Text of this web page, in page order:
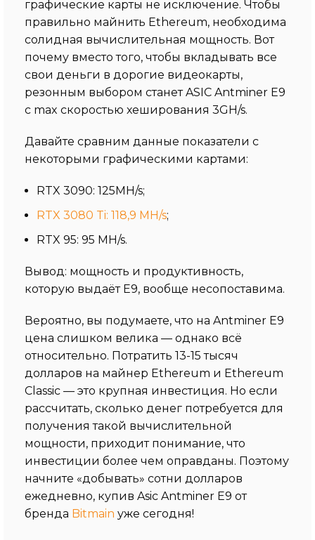
графические карты не исключение. Чтобы
правильно майнить Ethereum, необходима
солидная вычислительная мощность. Вот
почему вместо того, чтобы вкладывать все
свои деньги в дорогие видеокарты,
резонным выбором станет ASIC Antminer E9
с max скоростью хеширования 3GH/s.
Давайте сравним данные показатели с
некоторыми графическими картами:
RTX 3090: 125MH/s;
RTX 3080 Ti: 118,9 MH/s;
RTX 95: 95 MH/s.
Вывод: мощность и продуктивность,
которую выдаёт E9, вообще несопоставима.
Вероятно, вы подумаете, что на Antminer E9
цена слишком велика — однако всё
относительно. Потратить 13-15 тысяч
долларов на майнер Ethereum и Ethereum
Classic — это крупная инвестиция. Но если
рассчитать, сколько денег потребуется для
получения такой вычислительной
мощности, приходит понимание, что
инвестиции более чем оправданы. Поэтому
начните «добывать» сотни долларов
ежедневно, купив Asic Antminer E9 от
бренда Bitmain уже сегодня!